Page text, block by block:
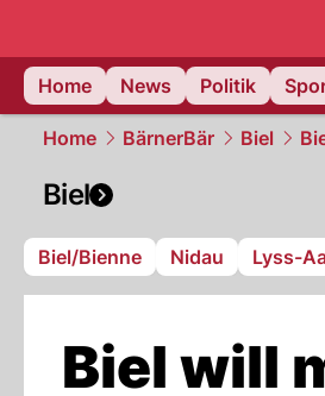
Home
News Politik
Home BärnerBär Biel
Biel
Biel/Bienne Nidau Lyss-
Biel will